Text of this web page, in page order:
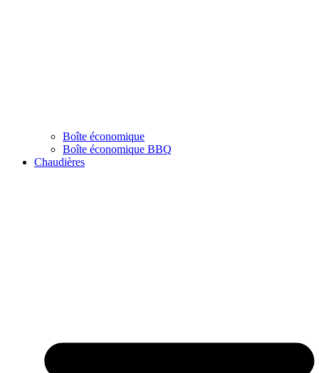
Boîte économique
Boîte économique BBQ
Chaudières